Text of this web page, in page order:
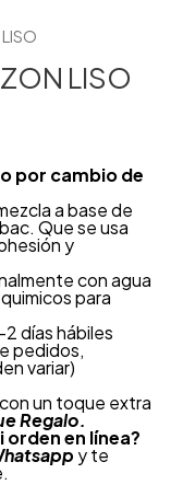
LISO
por cambio de
a base de
Que se usa
y
con agua
para
2 días hábiles
pedidos,
variar)
un toque extra
Regalo.
orden en línea?
y te